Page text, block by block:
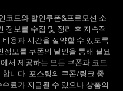
코드와 할인쿠폰&프로모션 소
정보를 수집 및 정리 후 지속적
용과 시간을 절약할 수 있도록
정보를 쿠폰의 달인을 통해 필요
서 제공하는 모든 쿠폰과 코드
니다. 포스팅의 쿠폰/링크 중
료가 지급될 수 있으나상품의